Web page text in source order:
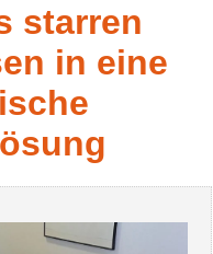
starren
in eine